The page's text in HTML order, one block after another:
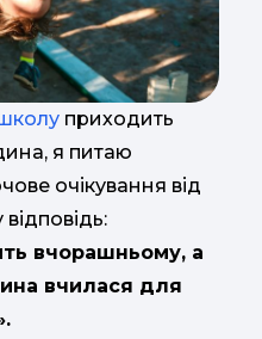
приходить
я питаю
очікування від
вчорашньому, а
вчилася для